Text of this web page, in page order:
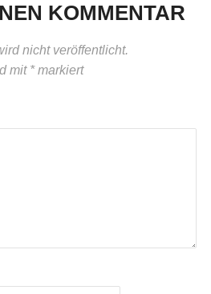
KOMMENTAR
nicht veröffentlicht.
mit *markiert